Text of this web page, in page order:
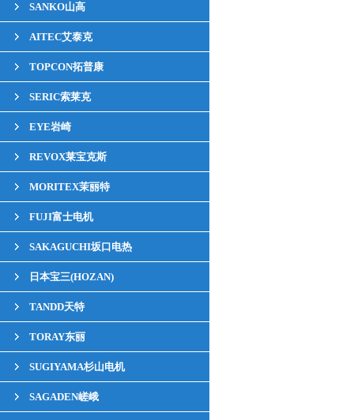
SANKO山高
AITEC艾泰克
TOPCON拓普康
SERIC索莱克
EYE岩崎
REVOX莱宝克斯
MORITEX茉丽特
FUJI富士电机
SAKAGUCHI坂口电热
日本宝三(HOZAN)
TANDD天特
TORAY东丽
SUGIYAMA杉山电机
SAGADEN嵯峨